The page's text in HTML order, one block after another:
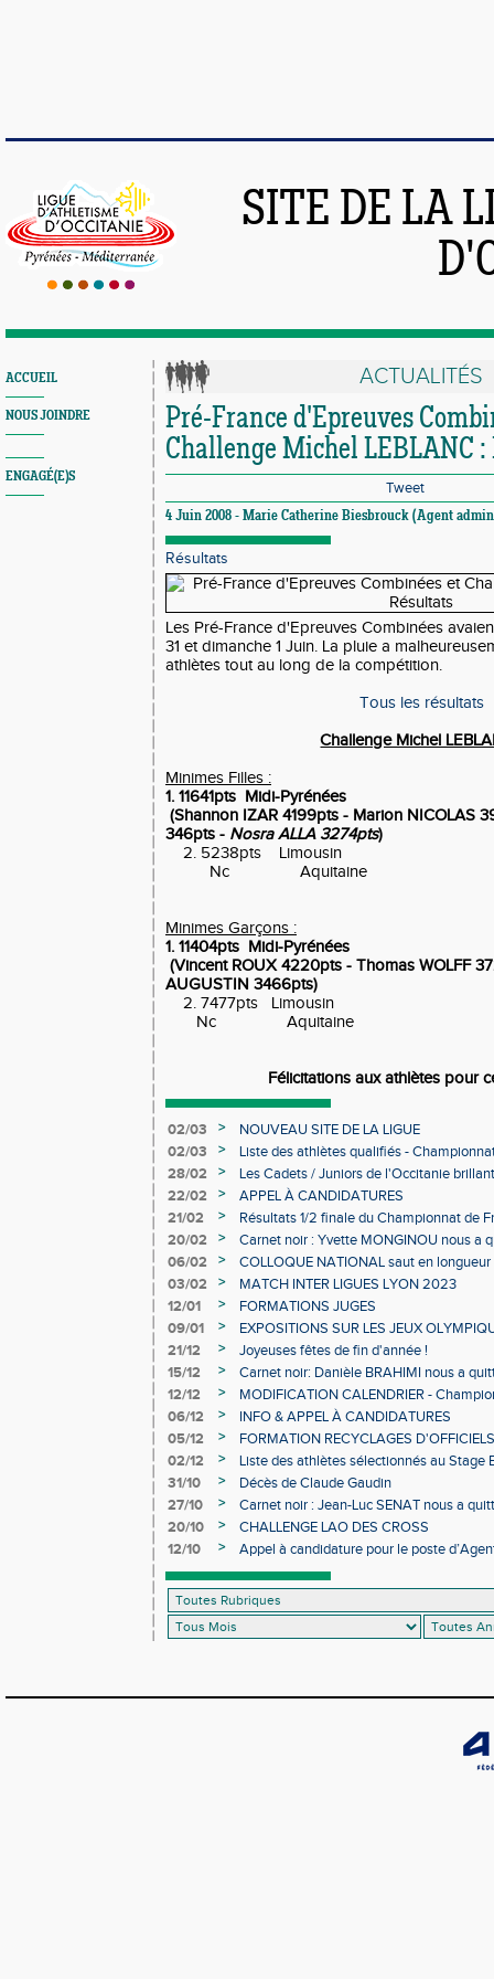
SITE DE LA
ACCUEIL
NOUS JOINDRE
ENGAGÉ(E)S
ACTUALITÉS
Pré-France d'Epreuves
Challenge Michel LEBLANC :
Tweet
4 Juin 2008 - Marie Catherine Biesbrouck (Agent
Résultats
Les Pré-France d'Epreuves Combinées
31 et dimanche 1 Juin. La pluie a
athlètes tout au long de la compétition.
Tous les résultats
Challenge Michel
Minimes Filles :
1. 11641pts Midi-Pyrénées
(Shannon IZAR 4199pts - Marion NICOLAS
346pts - Nosra ALLA 3274pts)
2. 5238pts Limousin
Nc Aquitaine
Minimes Garçons :
1. 11404pts Midi-Pyrénées
(Vincent ROUX 4220pts - Thomas WOLFF
AUGUSTIN 3466pts)
2. 7477pts Limousin
Nc Aquitaine
Félicitations aux athlètes pour
02/03 >
NOUVEAU SITE DE LA LIGUE
02/03
>
Liste des athlètes qualifiés -
Individuels en salle
28/02 >
Les Cadets / Juniors de l'Occitanie
22/02
>
APPEL À CANDIDATURES
21/02
>
Résultats 1/2 finale du Championnat de
20/02
>
Carnet noir : Yvette MONGINOU nous a
06/02
>
COLLOQUE NATIONAL saut en
03/02
>
MATCH INTER LIGUES LYON 2023
12/01
>
FORMATIONS JUGES
09/01
>
EXPOSITIONS SUR LES JEUX
21/12
>
Joyeuses fêtes de fin d'année !
15/12
>
Carnet noir: Danièle BRAHIMI nous a
12/12
>
MODIFICATION CALENDRIER -
06/12
>
INFO & APPEL À CANDIDATURES
05/12
>
FORMATION RECYCLAGES D'OFFICIELS
02/12
>
Liste des athlètes sélectionnés au Stage
31/10
>
Décès de Claude Gaudin
27/10
>
Carnet noir : Jean-Luc SENAT nous a
20/10
>
CHALLENGE LAO DES CROSS
12/10
>
Appel à candidature pour le poste